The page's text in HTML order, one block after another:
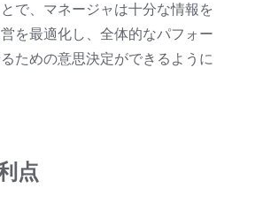
で、マネージャは十分な情報を
を最適化し、全体的なパフォー
ための意思決定ができるように
点